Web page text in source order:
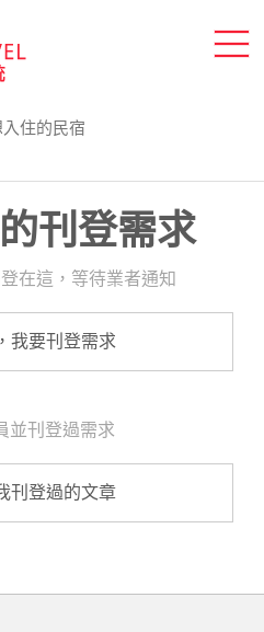
刊登需求
在這，等待業者通知
我要刊登需求
並刊登過需求
刊登過的文章